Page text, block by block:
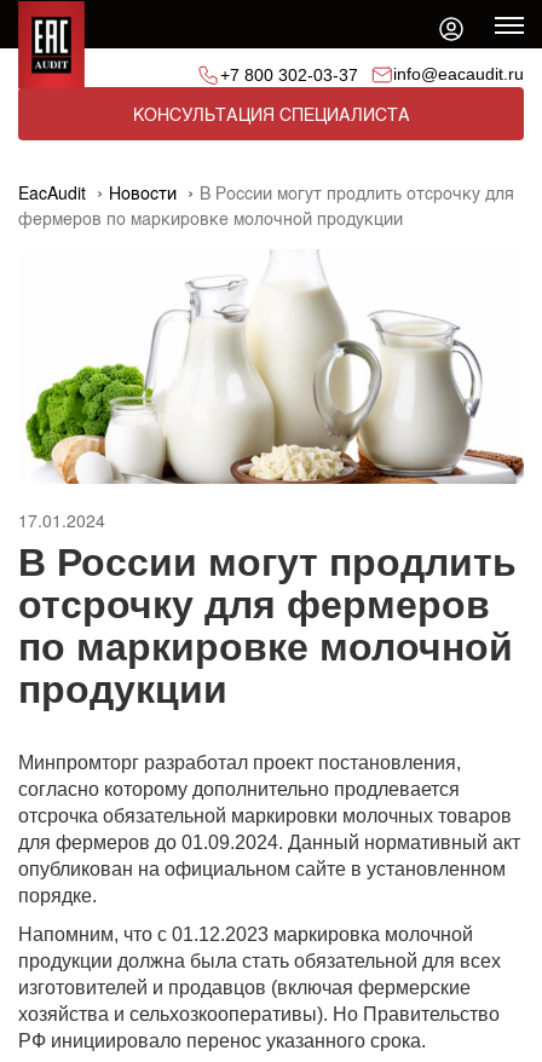
+7 800 302-03-37 info@eacaudit.ru
КОНСУЛЬТАЦИЯ СПЕЦИАЛИСТА
EacAudit Новости
В России могут продлить отсрочку для
фермеров по маркировке молочной продукции
17.01.2024
В России могут продлить
отсрочку для фермеров
по маркировке молочной
продукции
Минпромторг разработал проект постановления,
согласно которому дополнительно продлевается
отсрочка обязательной маркировки молочных товаров
для фермеров до 01.09.2024. Данный нормативный акт
опубликован на официальном сайте в установленном
порядке.
Напомним, что с 01.12.2023 маркировка молочной
продукции должна была стать обязательной для всех
изготовителей и продавцов (включая фермерские
хозяйства и сельхозкооперативы). Но Правительство
РФ инициировало перенос указанного срока.